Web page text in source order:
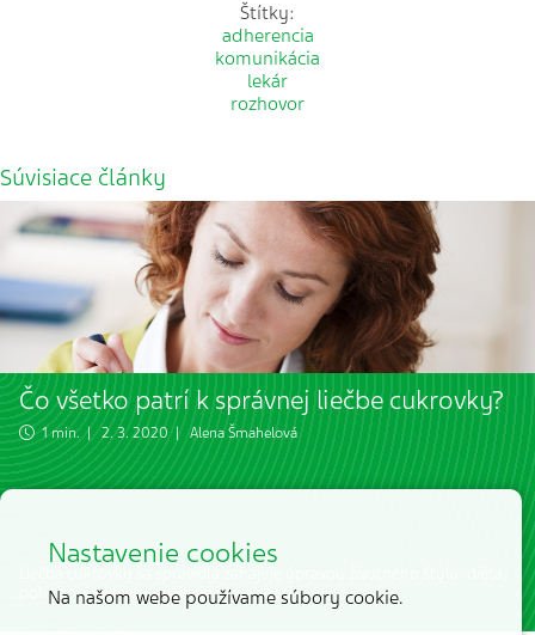
Štítky:
adherencia
komunikácia
lekár
rozhovor
Súvisiace články
Čo všetko patrí k správnej liečbe cukrovky?
1 min. | 2. 3. 2020 |Alena Šmahelová
pohybové aktivity, zníženie hmotnosti.
Nastavenie cookies
Na našom webe používame súbory cookie.